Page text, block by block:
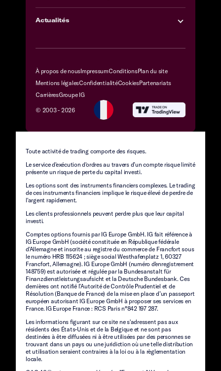
Actualités
À propos de nousImpressumConditionsPlan du site
Mentions légalesConfidentialitéCookiesPartenariats
CarrièresGroupe IG
© 2003 - 2026
Toute activité de trading comporte des risques.
Le service d'exécution d'ordres au travers d’un compte risque limité
présente un risque de perte du capital investi.
Les options sont des instruments financiers complexes. Le trading
de ces instruments financiers implique le risque élevé de perdre de
l'argent rapidement.
Les clients professionnels peuvent perdre plus que leur capital
investi.
Comptes options fournis par IG Europe GmbH. IG fait référence à
IG Europe GmbH (société constituée en République fédérale
d'Allemagne et inscrite au registre du commerce de Francfort sous
le numéro HRB 115624 ; siège social Westhafenplatz 1, 60327
Francfort, Allemagne). IG Europe GmbH (numéro d'enregistrement
148759) est autorisée et régulée par la Bundesanstalt für
Finanzdienstleistungsaufsicht et la Deutsche Bundesbank. Ces
dernières ont notifié l’Autorité de Contrôle Prudentiel et de
Résolution (Banque de France) de la mise en place d’un passeport
européen autorisant IG Europe GmbH à proposer ses services en
France. IG Europe France : RCS Paris n°842 197 287.
Les informations figurant sur ce site ne s'adressent pas aux
résidents des États-Unis et de la Belgique et ne sont pas
destinées à être diffusées ni à être utilisées par des personnes se
trouvant dans un pays ou une juridiction où une telle distribution
et utilisation seraient contraires à la loi ou à la règlementation
locale.